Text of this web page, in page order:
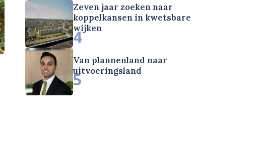
Zeven jaar zoeken naar
koppelkansen in kwetsbare
wijken
4
Van plannenland naar
uitvoeringsland
5